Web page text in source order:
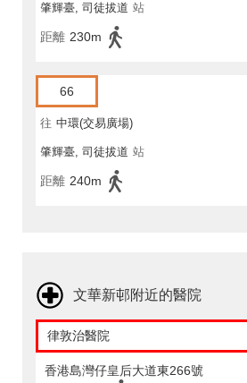
肇輝臺, 司徒拔道 站
距離 230m
66
往 中環(交易廣場)
肇輝臺, 司徒拔道 站
距離 240m
文華新邨附近的醫院
律敦治醫院
香港島灣仔皇后大道東266號